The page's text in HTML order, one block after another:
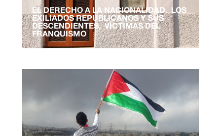
EL DERECHO A LA NACIONALIDAD. LOS
EXILIADOS REPUBLICANOS Y SUS
DESCENDIENTES, VÍCTIMAS DEL
FRANQUISMO